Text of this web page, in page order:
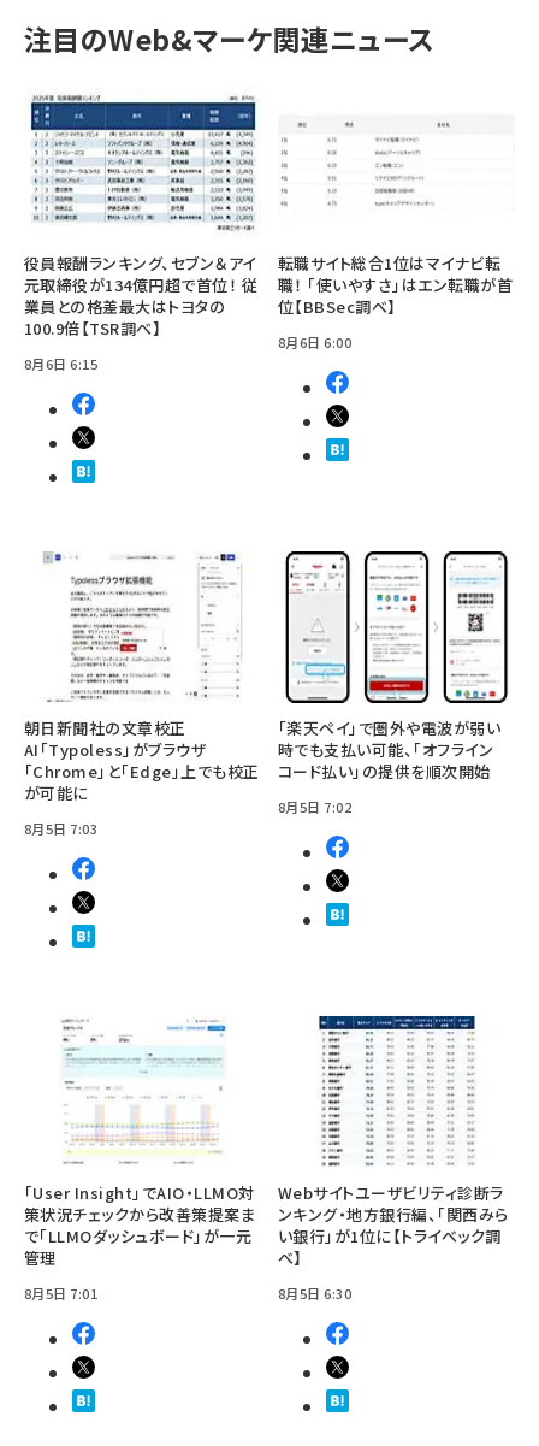
注目のWeb&マーケ関連ニュース
役員報酬ランキング、セブン＆アイ
元取締役が134億円超で首位！ 従
業員との格差最大はトヨタの
100.9倍【TSR調べ】
8月6日 6:15
転職サイト総合1位はマイナビ転
職！ 「使いやすさ」はエン転職が首
位【BBSec調べ】
8月6日 6:00
朝日新聞社の文章校正
AI「Typoless」がブラウザ
「Chrome」と「Edge」上でも校正
が可能に
8月5日 7:03
「楽天ペイ」で圏外や電波が弱い
時でも支払い可能、「オフライン
コード払い」の提供を順次開始
8月5日 7:02
「User Insight」でAIO・LLMO対
策状況チェックから改善策提案ま
で「LLMOダッシュボード」が一元
管理
8月5日 7:01
Webサイトユーザビリティ診断ラ
ンキング・地方銀行編、「関西みら
い銀行」が1位に【トライベック調
べ】
8月5日 6:30